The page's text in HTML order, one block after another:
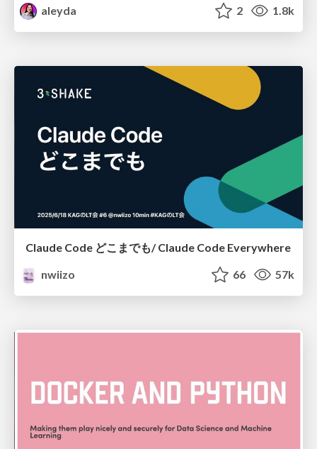
aleyda
2 1.8k
Claude Code どこまでも/ Claude Code Everywhere
nwiizo
66 57k